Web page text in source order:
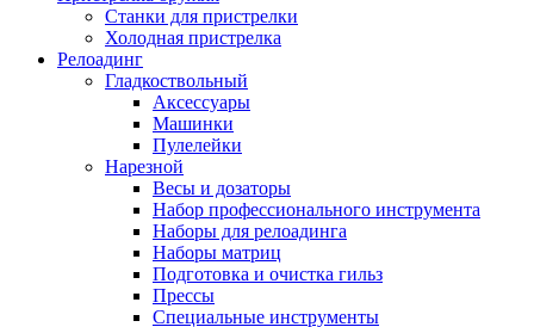
Станки для пристрелки
Холодная пристрелка
Релоадинг
Гладкоствольный
Аксессуары
Машинки
Пулелейки
Нарезной
Весы и дозаторы
Набор профессионального инструмента
Наборы для релоадинга
Наборы матриц
Подготовка и очистка гильз
Прессы
Специальные инструменты